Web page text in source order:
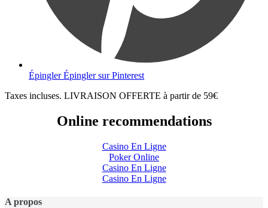
Épingler Épingler sur Pinterest
Taxes incluses. LIVRAISON OFFERTE à partir de 59€
Online recommendations
Casino En Ligne
Poker Online
Casino En Ligne
Casino En Ligne
A propos